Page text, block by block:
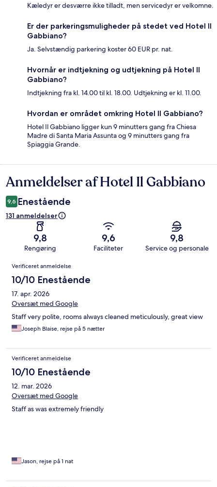
Kæledyr er desværre ikke tilladt, men servicedyr er velkomne.
Er der parkeringsmuligheder på stedet ved Hotel Il
Gabbiano?
Ja. Selvstændig parkering koster 60 EUR pr. nat.
Hvornår er indtjekning og udtjekning på Hotel Il
Gabbiano?
Indtjekning fra kl. 14.00 til kl. 18.00. Udtjekning er kl. 11.00.
Hvordan er området omkring Hotel Il Gabbiano?
Hotel Il Gabbiano ligger kun 9 minutters gang fra Chiesa
Madre di Santa Maria Assunta og 9 minutters gang fra
Spiaggia Grande.
Anmeldelser
Anmeldelser af Hotel Il Gabbiano
9,6 Enestående
131 anmeldelser
9,8
Rengøring
9,6
Faciliteter
9,8
Service og personale
Anmeldelser
Verificeret anmeldelse
10/10 Enestående
17. apr. 2026
Oversæt med Google
Staff very polite, rooms always cleaned meticulously, great view
Joseph Blaise, rejse på 5 nætter
Verificeret anmeldelse
10/10 Enestående
12. mar. 2026
Oversæt med Google
Staff as was extremely friendly
Jason, rejse på 1 nat